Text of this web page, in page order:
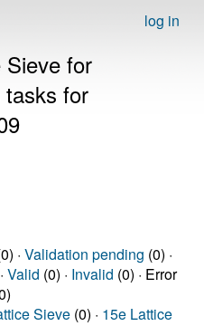
log in
Sieve for
for
· Validation pending (0) ·
Valid (0) · Invalid (0) · Error
Sieve (0) · 15e Lattice